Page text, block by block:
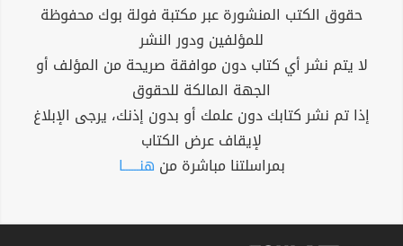
حقوق الكتب المنشورة عبر مكتبة فولة بوك محفوظة
للمؤلفين ودور النشر
لا يتم نشر أي كتاب دون موافقة صريحة من المؤلف أو
الجهة المالكة للحقوق
إذا تم نشر كتابك دون علمك أو بدون إذنك، يرجى الإبلاغ
لإيقاف عرض الكتاب
بمراسلتنا مباشرة من هنــــــا